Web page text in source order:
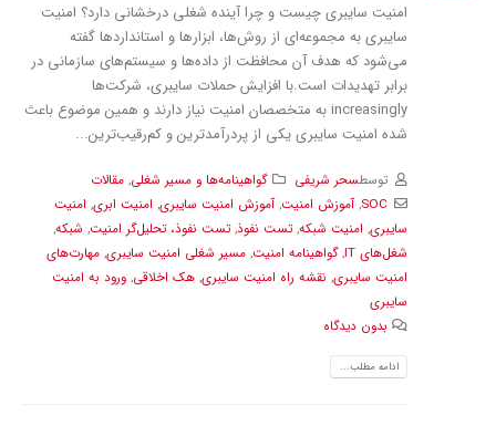
امنیت سایبری چیست و چرا آینده شغلی درخشانی دارد؟ امنیت
سایبری به مجموعه‌ای از روش‌ها، ابزارها و استانداردها گفته
می‌شود که هدف آن محافظت از داده‌ها و سیستم‌های سازمانی در
برابر تهدیدات است.با افزایش حملات سایبری، شرکت‌ها
increasingly به متخصصان امنیت نیاز دارند و همین موضوع باعث
شده امنیت سایبری یکی از پردرآمدترین و کم‌رقیب‌ترین...
توسطسحر شریفی گواهینامه‌ها و مسیر شغلی,مقالات
SOC
, آموزش امنیت, آموزش امنیت سایبری, امنیت ابری, امنیت
سایبری, امنیت شبکه,تست نفوذ,تست نفوذ، تحلیل‌گر امنیت, شبکه,
شغل‌های IT
,گواهینامه امنیت, مسیر شغلی امنیت سایبری, مهارت‌های
امنیت سایبری, نقشه راه امنیت سایبری, هک اخلاقی, ورود به امنیت
سایبری
بدون دیدگاه
ادامه مطلب...